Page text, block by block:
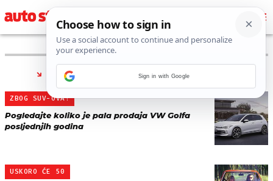
PRONAĐENO 28 REZULTATA ZA TAG “
ZBOG SUV-OVA?
Pogledajte koliko je pala prodaja VW Golfa
posljednjih godina
USKORO ĆE 50
Sign in with Google